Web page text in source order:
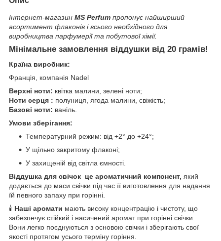
Інтернет-магазин MS Perfum пропонує найширший
асортимент флаконів і всього необхідного для
виробництва парфумерії та побутової хімії.
Мінімальне замовлення віддушки від 20 грамів!
Країна виробник:
Франція, компанія Nadel
Верхні ноти: квітка малини, зелені ноти;
Ноти серця : полуниця, ягода малини, свіжість;
Базові ноти: ваніль.
Умови зберігання:
Температурний режим: від +2° до +24°;
У щільно закритому флаконі;
У захищеній від світла ємності.
Віддушка для свічок це ароматичний компонент, який
додається до маси свічки під час її виготовлення для надання
їй певного запаху при горінні.
🕯️ Наші аромати мають високу концентрацію і чистоту, що
забезпечує стійкий і насичений аромат при горінні свічки.
Вони легко поєднуються з основою свічки і зберігають свої
якості протягом усього терміну горіння.